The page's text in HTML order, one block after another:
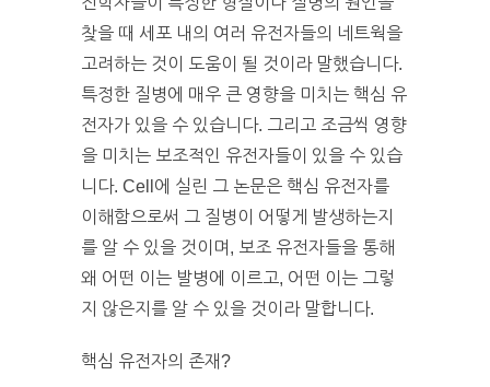
찾을 때 세포 내의 여러 유전자들의 네트웍을
고려하는 것이 도움이 될 것이라 말했습니다.
특정한 질병에 매우 큰 영향을 미치는 핵심 유
전자가 있을 수 있습니다. 그리고 조금씩 영향
을 미치는 보조적인 유전자들이 있을 수 있습
니다. Cell에 실린 그 논문은 핵심 유전자를
이해함으로써 그 질병이 어떻게 발생하는지
를 알 수 있을 것이며, 보조 유전자들을 통해
왜 어떤 이는 발병에 이르고, 어떤 이는 그렇
지 않은지를 알 수 있을 것이라 말합니다.
핵심 유전자의 존재?